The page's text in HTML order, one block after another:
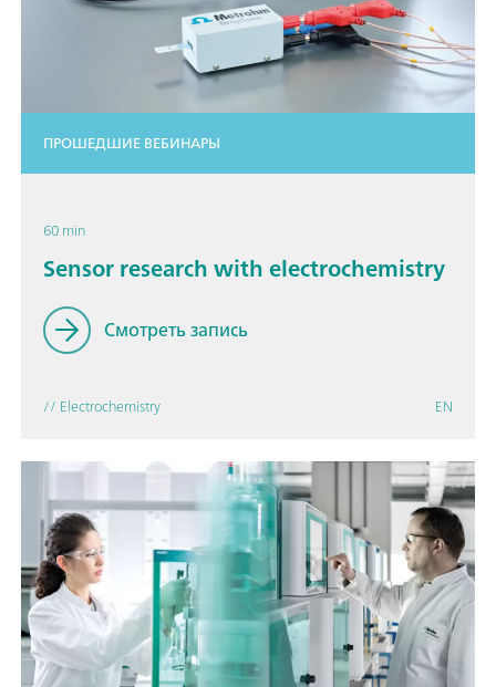
ПРОШЕДШИЕ ВЕБИНАРЫ
60 min
Sensor research with electrochemistry
Смотреть запись
// Electrochemistry EN